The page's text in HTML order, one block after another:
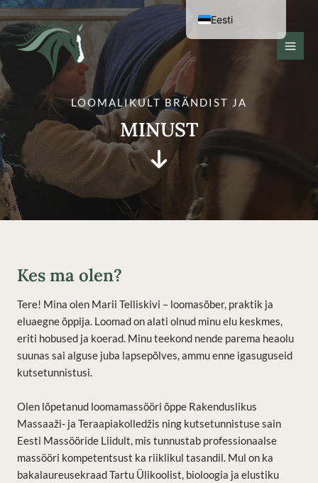
Jäta
sisu
vahele
LOOMALIKULT BRÄNDIST JA
MINUST
Kes ma olen?
Tere! Mina olen Marii Telliskivi – loomasõber, praktik ja
eluaegne õppija. Loomad on alati olnud minu elu keskmes,
eriti hobused ja koerad. Minu teekond nende parema heaolu
suunas sai alguse juba lapsepõlves, ammu enne igasuguseid
kutsetunnistusi.
Olen lõpetanud loomamassööri õppe Rakenduslikus
Massaaži- ja Teraapiakolledžis ning kutsetunnistuse sain
Eesti Massööride Liidult, mis tunnustab professionaalse
massööri kompetentsust ka riiklikul tasandil. Mul on ka
bakalaureusekraad Tartu Ülikoolist, bioloogia ja elustiku
Eesti
English (UK)